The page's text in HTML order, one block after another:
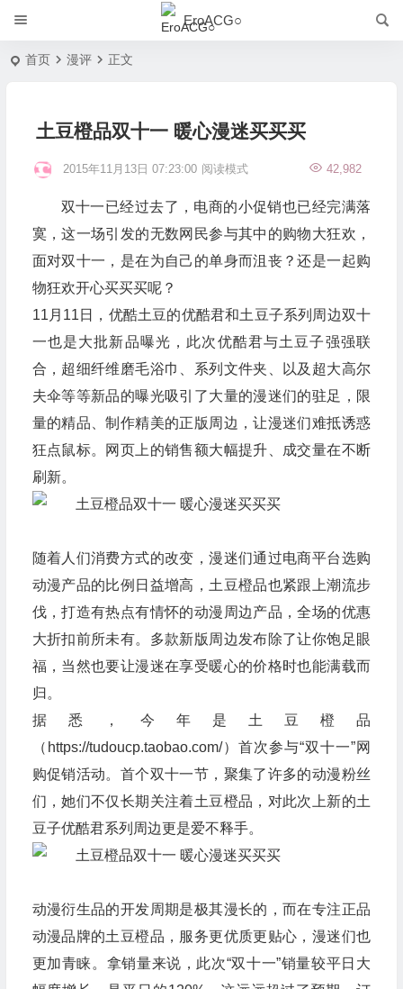
EroACG○
首页 漫评 正文
土豆橙品双十一 暖心漫迷买买买
2015年11月13日 07:23:00 42,982
阅读模式
双十一已经过去了，电商的小促销也已经完满落
寞，这一场引发的无数网民参与其中的购物大狂欢，
面对双十一，是在为自己的单身而沮丧？还是一起购
物狂欢开心买买买呢？
11月11日，优酷土豆的优酷君和土豆子系列周边双十
一也是大批新品曝光，此次优酷君与土豆子强强联
合，超细纤维磨毛浴巾、系列文件夹、以及超大高尔
夫伞等等新品的曝光吸引了大量的漫迷们的驻足，限
量的精品、制作精美的正版周边，让漫迷们难抵诱惑
狂点鼠标。网页上的销售额大幅提升、成交量在不断
刷新。
随着人们消费方式的改变，漫迷们通过电商平台选购
动漫产品的比例日益增高，土豆橙品也紧跟上潮流步
伐，打造有热点有情怀的动漫周边产品，全场的优惠
大折扣前所未有。多款新版周边发布除了让你饱足眼
福，当然也要让漫迷在享受暖心的价格时也能满载而
归。
据悉，今年是土豆橙品
（https://tudoucp.taobao.com/）首次参与“双十一”网
购促销活动。首个双十一节，聚集了许多的动漫粉丝
们，她们不仅长期关注着土豆橙品，对此次上新的土
豆子优酷君系列周边更是爱不释手。
动漫衍生品的开发周期是极其漫长的，而在专注正品
动漫品牌的土豆橙品，服务更优质更贴心，漫迷们也
更加青睐。拿销量来说，此次“双十一”销量较平日大